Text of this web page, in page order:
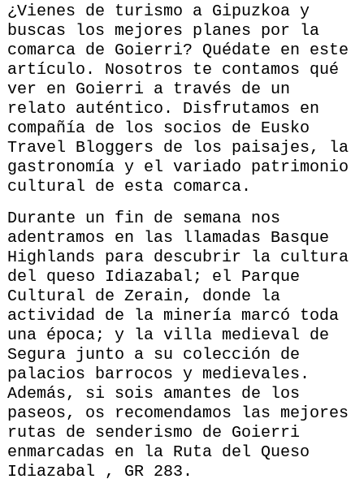
¿Vienes de turismo a Gipuzkoa y
buscas los mejores planes por la
comarca de Goierri? Quédate en este
artículo. Nosotros te contamos qué
ver en Goierri a través de un
relato auténtico. Disfrutamos en
compañía de los socios de Eusko
Travel Bloggers de los paisajes, la
gastronomía y el variado patrimonio
cultural de esta comarca.
Durante un fin de semana nos
adentramos en las llamadas Basque
Highlands para descubrir la cultura
del queso Idiazabal; el Parque
Cultural de Zerain, donde la
actividad de la minería marcó toda
una época; y la villa medieval de
Segura junto a su colección de
palacios barrocos y medievales.
Además, si sois amantes de los
paseos, os recomendamos las mejores
rutas de senderismo de Goierri
enmarcadas en la Ruta del Queso
Idiazabal , GR 283.